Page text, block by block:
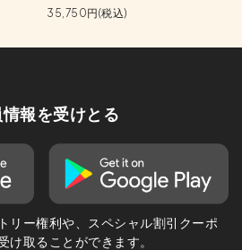
35,750円(税込)
報を受けとる
リー権利や、スペシャル割引クーポ
け取ることができます。